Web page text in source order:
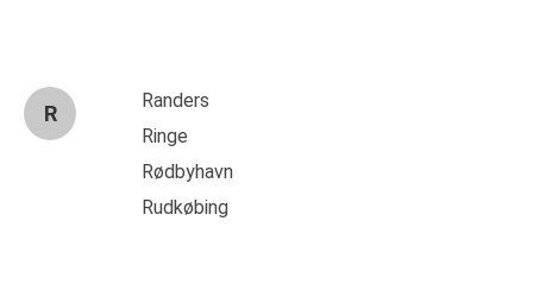
R
Randers
Ringe
Rødbyhavn
Rudkøbing